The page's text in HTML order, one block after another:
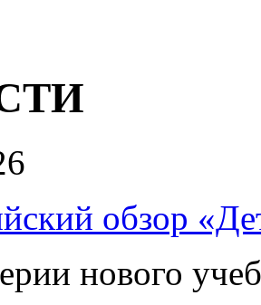
обзор
нового